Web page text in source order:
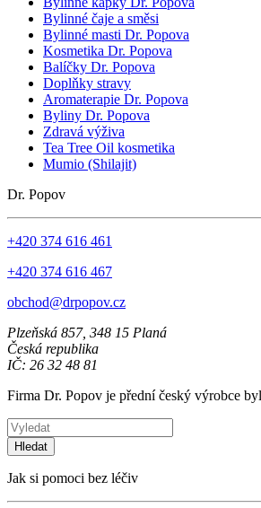
Bylinné čaje a směsi
Bylinné masti Dr. Popova
Kosmetika Dr. Popova
Balíčky Dr. Popova
Doplňky stravy
Aromaterapie Dr. Popova
Byliny Dr. Popova
Zdravá výživa
Tea Tree Oil kosmetika
Mumio (Shilajit)
Dr. Popov
+420 374 616 461
+420 374 616 467
obchod@drpopov.cz
Plzeňská 857, 348 15 Planá
Česká republika
IČ: 26 32 48 81
Firma Dr. Popov je přední český výrobce
Hledat
Jak si pomoci bez léčiv